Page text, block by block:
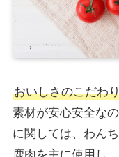
おいしさのこだわ
素材が安心安全な
に関しては、わん